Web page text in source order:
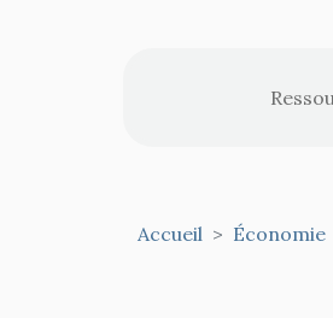
Accueil Économie